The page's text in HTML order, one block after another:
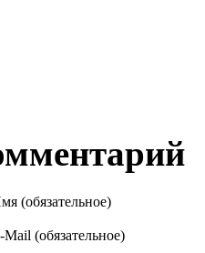
(обязательное)
Mail (обязательное)